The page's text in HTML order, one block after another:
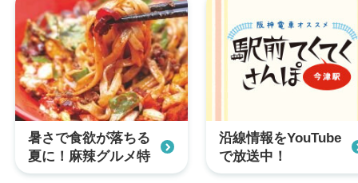
暑さで食欲が落ちる
夏に！麻辣グルメ特
集
沿線情報をYouTube
で放送中！